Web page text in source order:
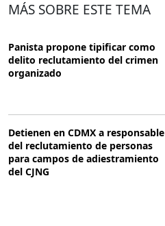
MÁS SOBRE ESTE TEMA
Panista propone tipificar como
delito reclutamiento del crimen
organizado
Detienen en CDMX a responsable
del reclutamiento de personas
para campos de adiestramiento
del CJNG